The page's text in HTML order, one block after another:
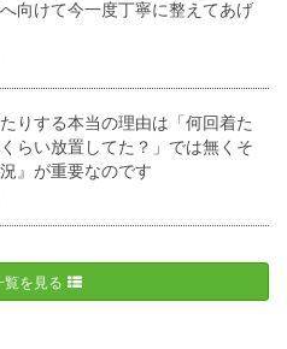
向けて今一度丁寧に整えてあげ
りする本当の理由は「何回着た
らい放置してた？」では無くそ
』が重要なのです
覧を見る